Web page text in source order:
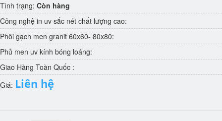
Tình trạng: Còn hàng
Công nghệ in uv sắc nét chất lượng cao:
Phôi gạch men granit 60x60- 80x80:
Phủ men uv kính bóng loáng:
Giao Hàng Toàn Quốc :
Giá: Liên hệ